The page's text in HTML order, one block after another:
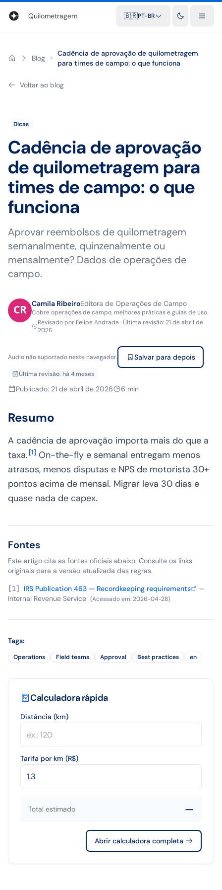
BlogCalculadora de quilometragemGlossárioDistâncias
Quilometragem 🇧🇷PT-BR
Blog
Cadência de aprovação de quilometragem
para times de campo: o que funciona
Voltar ao blog
Dicas
Cadência de aprovação
de quilometragem para
times de campo: o que
funciona
Aprovar reembolsos de quilometragem
semanalmente, quinzenalmente ou
mensalmente? Dados de operações de
campo.
Camila RibeiroEditora de Operações de Campo
Cobre operações de campo, melhores práticas e guias de uso.
Revisado por Felipe Andrade·Última revisão:21 de abril de
2026
Áudio não suportado neste navegador. Salvar para depois
Última revisão: há 4 meses
Publicado: 21 de abril de 2026 6 min
Resumo
A cadência de aprovação importa mais do que a
taxa. [1] On-the-fly e semanal entregam menos
atrasos, menos disputas e NPS de motorista 30+
pontos acima de mensal. Migrar leva 30 dias e
quase nada de capex.
Fontes
Este artigo cita as fontes oficiais abaixo. Consulte os links
originais para a versão atualizada das regras.
[1] IRS Publication 463 — Recordkeeping requirements
—
Internal Revenue Service (Acessado em:2026-04-28)
Tags:
Operations Field teams Approval Best practices en
Calculadora rápida
Distância (km)
Tarifa por km (R$)
Total estimado —
Abrir calculadora completa